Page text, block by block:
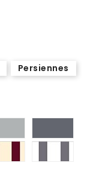
Persiennes
Gris
1071
Bordeaux